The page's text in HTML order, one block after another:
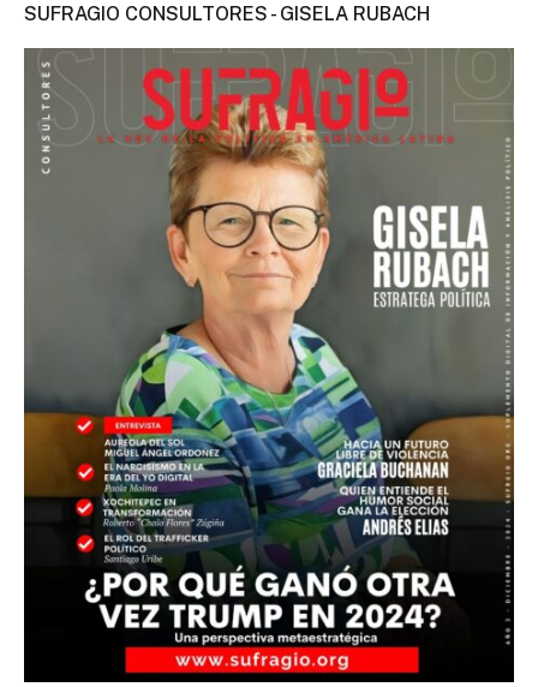
SUFRAGIO CONSULTORES - GISELA RUBACH